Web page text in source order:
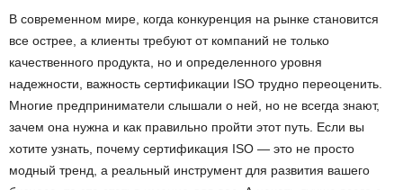
В современном мире, когда конкуренция на рынке становится
все острее, а клиенты требуют от компаний не только
качественного продукта, но и определенного уровня
надежности, важность сертификации ISO трудно переоценить.
Многие предприниматели слышали о ней, но не всегда знают,
зачем она нужна и как правильно пройти этот путь. Если вы
хотите узнать, почему сертификация ISO — это не просто
модный тренд, а реальный инструмент для развития вашего